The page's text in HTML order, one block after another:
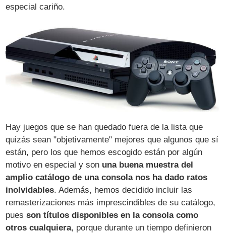
especial cariño.
Hay juegos que se han quedado fuera de la lista que
quizás sean "objetivamente" mejores que algunos que sí
están, pero los que hemos escogido están por algún
motivo en especial y son una buena muestra del
amplio catálogo de una consola nos ha dado ratos
inolvidables. Además, hemos decidido incluir las
remasterizaciones más imprescindibles de su catálogo,
puesson títulos disponibles en la consola como
otros cualquiera, porque durante un tiempo definieron